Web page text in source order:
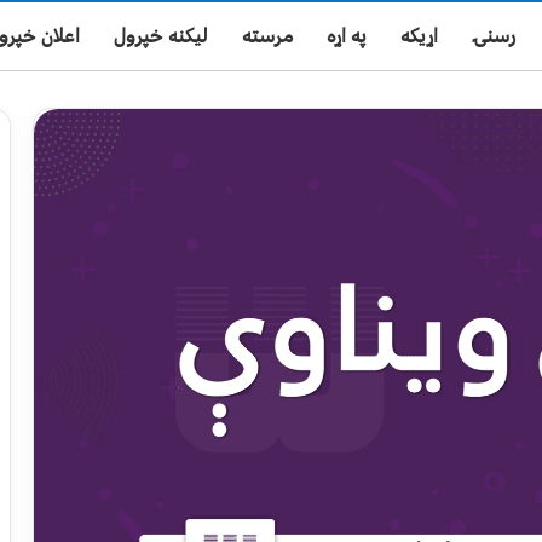
رسنۍ اړیکه په اړه مرسته لیکنه خپرول اعلان